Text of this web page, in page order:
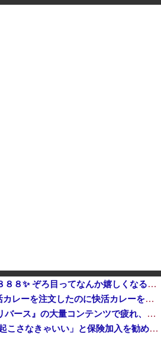
【画像】 農家ワイが作ったタマネギ、お前らの想像する1.5倍はデカいぞ
【にじさんじ】ソフィ「８８８✨ ぞろ目ってなんか嬉しくなるよね！！」他
【画像】快活CLUB、快活カレーを注文したのに快活カレーを出してしまい炎上ｗｗｗ
【悲報】浜口氏「『FF7 リバース』の大量コンテンツで疲れ、離れたプレイヤーいた」
「私は入りません、 事故起こさなきゃいい」と保険加入を勧められた推し活民が反発、保険代が勿体無いし事故起こしたとして……